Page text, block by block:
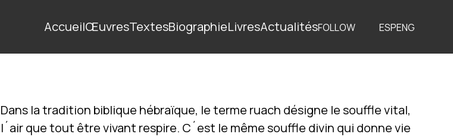
AccueilŒuvresTextesBiographieLivresActualitésFOLLOW ESPENG
Dans la tradition biblique hébraïque, le terme ruach désigne le souffle vital,
l´air que tout être vivant respire. C´est le même souffle divin qui donne vie